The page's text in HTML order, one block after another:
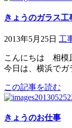
きょうのガラス工
2013年5月25日 工
こんにちは 相模
今日は、横浜でガ
この記事を読む
きょうのお仕事